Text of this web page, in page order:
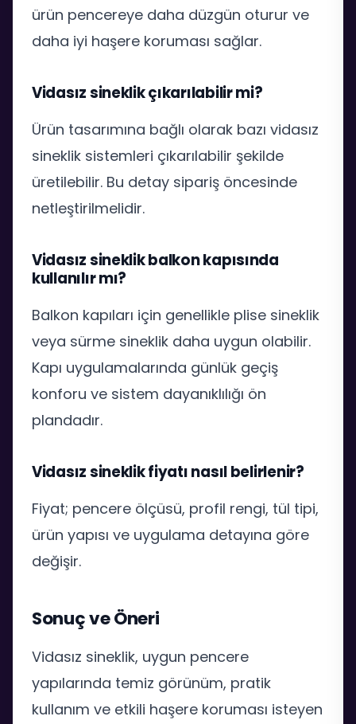
ürün pencereye daha düzgün oturur ve
daha iyi haşere koruması sağlar.
Vidasız sineklik çıkarılabilir mi?
Ürün tasarımına bağlı olarak bazı vidasız
sineklik sistemleri çıkarılabilir şekilde
üretilebilir. Bu detay sipariş öncesinde
netleştirilmelidir.
Vidasız sineklik balkon kapısında
kullanılır mı?
Balkon kapıları için genellikle plise sineklik
veya sürme sineklik daha uygun olabilir.
Kapı uygulamalarında günlük geçiş
konforu ve sistem dayanıklılığı ön
plandadır.
Vidasız sineklik fiyatı nasıl belirlenir?
Fiyat; pencere ölçüsü, profil rengi, tül tipi,
ürün yapısı ve uygulama detayına göre
değişir.
Sonuç ve Öneri
Vidasız sineklik, uygun pencere
yapılarında temiz görünüm, pratik
kullanım ve etkili haşere koruması isteyen